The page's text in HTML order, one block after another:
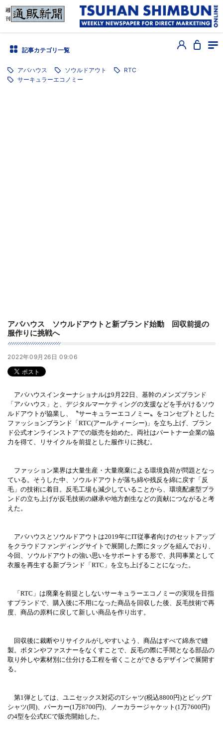
記事カテゴリ一覧
アバハウス ソウルドアウト
RTC
サーキュラーエコノミー
アバハウス ソウルドアウトと新ブランド始動 回収前提の
服作りに挑戦へ
2022年09月26日 09:06
アバハウスインターナショナルは9月 22 日、基幹のメンズブランド
「アバハウス」と、デジタルマーケティングの支援などを手がけるソウ
ルドアウトが協業し、〝サーキュラーエコノミー〟をコンセプトとした
ファッションブランド「RTC(アールティーシー)」を立ち上げ、ブラン
ド公式オンラインストアでの販売を始めた 。両社はパートナー企業の協
力を得て、リサイクルを前提とした服作りに挑む。
ファッション業界は大量生産・大量廃棄による環境負荷が問題となっ
ている。そうした中、ソウルドアウトが落ち綿や残反を綿に戻す「反
毛」の技術に着目。反毛工場も減少していることから、環境配慮型ブラ
ンドの立ち上げが反毛技術の継承や地方創生などの貢献につながると考
えた。
アバハウスとソウルドアウトは2019年にIT従事者向けのセットアップ
をクラウドファンディングサイトで展開した際にタッグを組んでおり、
今回、ソウルドアウトの強い思いをサポートする形で、共同事業として
衣服を再生する新ブランド「RTC」を立ち上げることになった。
「RTC」は廃棄を前提としないサーキュラーエコノミーの実現を目指
すブランドで、購入後に不用になった商品を回収した後、反毛技術で再
度、商品の原料に戻して新しい商品を作り出す。
回収後に裁断やリサイクルがしやすいよう、商品はすべて綿糸で縫
製。ボタンやファスナーをなくすことで、反毛の際に手間となる部品の
取り外しや素材別に仕分ける工程を省くことができるデザインで展開す
る。
第1弾としては、ユニセックス対応のTシャツ(税込8800円)とビッグT
シャツ(同)、パーカー(1万8700円)、ノーカラージャケット(1万7600円)
の4型を公式ECで販売開始した。